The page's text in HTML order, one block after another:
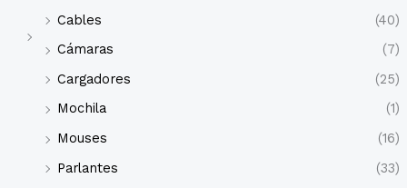
Cables
(40)
Cámaras
(7)
Cargadores
(25)
Mochila
(1)
Mouses
(16)
Parlantes
(33)